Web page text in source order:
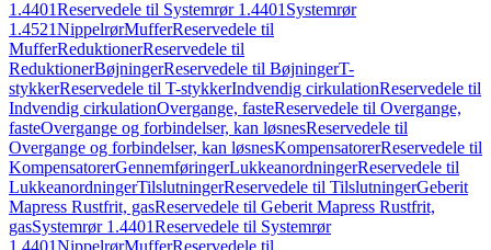
1.4401Reservedele til Systemrør 1.4401 Systemrør
1.4521NippelrørMufferReservedele til
MufferReduktionerReservedele til
ReduktionerBøjningerReservedele til BøjningerT-
stykkerReservedele til T-stykkerIndvendig cirkulationReservedele til
Indvendig cirkulationOvergange, fasteReservedele til Overgange,
fasteOvergange og forbindelser, kan løsnesReservedele til
Overgange og forbindelser, kan løsnesKompensatorerReservedele til
KompensatorerGennemføringerLukkeanordningerReservedele til
LukkeanordningerTilslutningerReservedele til TilslutningerGeberit
Mapress Rustfrit, gasReservedele til Geberit Mapress Rustfrit,
gasSystemrør 1.4401Reservedele til Systemrør
1.4401NippelrørMufferReservedele til